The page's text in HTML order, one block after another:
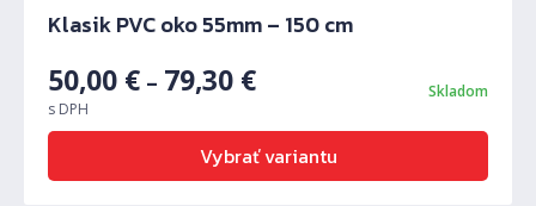
Klasik PVC oko 55mm – 150 cm
50,00 € – 79,30 €
s DPH
Skladom
Vybrať variantu